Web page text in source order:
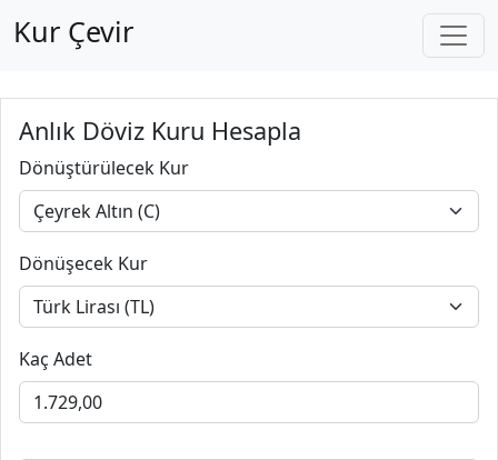
Kur Çevir
Anlık Döviz Kuru Hesapla
Dönüştürülecek Kur
Dönüşecek Kur
Kaç Adet